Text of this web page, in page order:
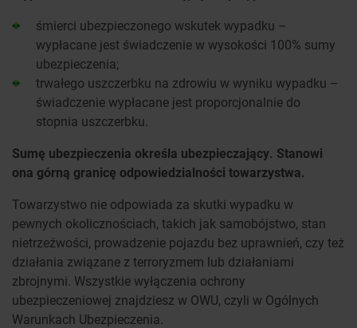
śmierci ubezpieczonego wskutek wypadku –
wypłacane jest świadczenie w wysokości 100% sumy
ubezpieczenia;
trwałego uszczerbku na zdrowiu w wyniku wypadku –
świadczenie wypłacane jest proporcjonalnie do
stopnia uszczerbku.
Sumę ubezpieczenia określa ubezpieczający. Stanowi
ona górną granicę odpowiedzialności towarzystwa.
Towarzystwo nie odpowiada za skutki wypadku w
pewnych okolicznościach, takich jak samobójstwo, stan
nietrzeźwości, prowadzenie pojazdu bez uprawnień, czy też
działania związane z terroryzmem lub działaniami
zbrojnymi. Wszystkie wyłączenia ochrony
ubezpieczeniowej znajdziesz w OWU, czyli w Ogólnych
Warunkach Ubezpieczenia.